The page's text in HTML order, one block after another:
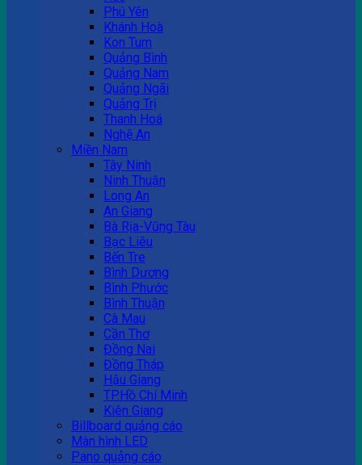
Phú Yên
Khánh Hoà
Kon Tum
Quảng Bình
Quảng Nam
Quảng Ngãi
Quảng Trị
Thanh Hoá
Nghệ An
Miền Nam
Tây Ninh
Ninh Thuận
Long An
An Giang
Bà Rịa-Vũng Tàu
Bạc Liêu
Bến Tre
Bình Dương
Bình Phước
Bình Thuận
Cà Mau
Cần Thơ
Đồng Nai
Đồng Tháp
Hậu Giang
TP.Hồ Chí Minh
Kiên Giang
Billboard quảng cáo
Màn hình LED
Pano quảng cáo